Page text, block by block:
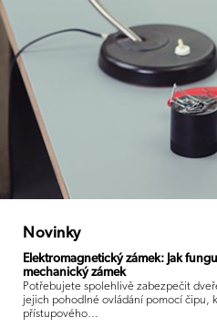
Novinky
Elektromagnetický zámek: Jak
mechanický zámek
Potřebujete spolehlivě zabezpečit
jejich pohodlné ovládání pomocí čipu,
přístupového…